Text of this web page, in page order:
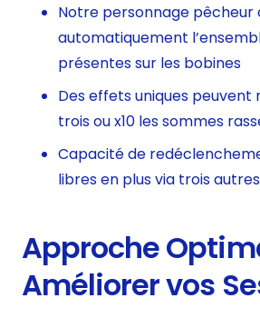
Notre personnage
automatiquement
présentes sur les bobines
Des effets uniques
trois ou x10 les sommes
Capacité de
libres en plus via trois
Approche
Améliorer vos